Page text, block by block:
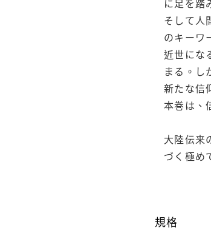
そして人
のキーワ
近世にな
まる。し
新たな信
本巻は、
大陸伝来
づく極め
規格